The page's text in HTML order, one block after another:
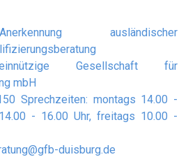
Anerkennung ausländischer
Gesellschaft für
mbH
Sprechzeiten: montags 14.00 -
- 16.00 Uhr, freitags 10.00 -
duisburg.de